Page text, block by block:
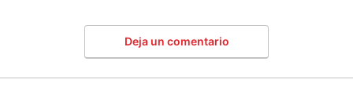
Deja un comentario